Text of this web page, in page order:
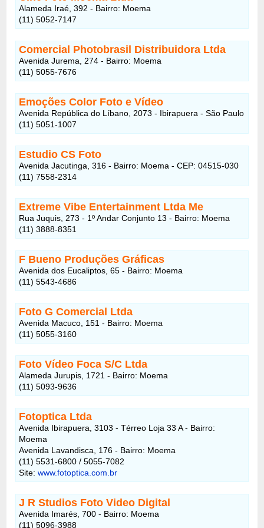
Alameda Iraé, 392 - Bairro: Moema
(11) 5052-7147
Comercial Photobrasil Distribuidora Ltda
Avenida Jurema, 274 - Bairro: Moema
(11) 5055-7676
Emoções Color Foto e Vídeo
Avenida República do Líbano, 2073 - Ibirapuera - São Paulo
(11) 5051-1007
Estudio CS Foto
Avenida Jacutinga, 316 - Bairro: Moema - CEP: 04515-030
(11) 7558-2314
Extreme Vibe Entertainment Ltda Me
Rua Juquis, 273 - 1º Andar Conjunto 13 - Bairro: Moema
(11) 3888-8351
F Bueno Produções Gráficas
Avenida dos Eucaliptos, 65 - Bairro: Moema
(11) 5543-4686
Foto G Comercial Ltda
Avenida Macuco, 151 - Bairro: Moema
(11) 5055-3160
Foto Vídeo Foca S/C Ltda
Alameda Jurupis, 1721 - Bairro: Moema
(11) 5093-9636
Fotoptica Ltda
Avenida Ibirapuera, 3103 - Térreo Loja 33 A - Bairro:
Moema
Avenida Lavandisca, 176 - Bairro: Moema
(11) 5531-6800 / 5055-7082
Site:www.fotoptica.com.br
J R Studios Foto Video Digital
Avenida Imarés, 700 - Bairro: Moema
(11) 5096-3988